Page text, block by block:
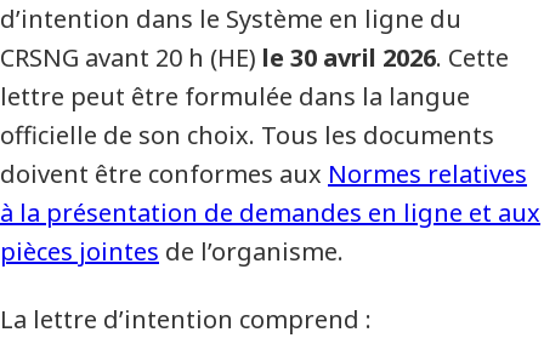
d’intention dans le Système en ligne du
CRSNG avant 20 h (HE) le 30 avril 2026. Cette
lettre peut être formulée dans la langue
officielle de son choix. Tous les documents
doivent être conformes aux Normes relatives
à la présentation de demandes en ligne et aux
pièces jointes de l’organisme.
La lettre d’intention comprend :